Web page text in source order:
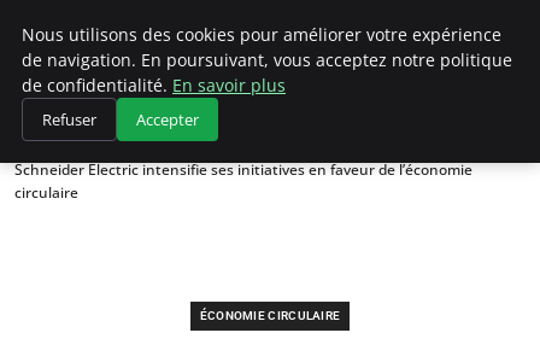
Climategatecountryclub.com
Accueil
Économie circulaire
Schneider Electric intensifie ses initiatives en faveur de l’économie
circulaire
ÉCONOMIE CIRCULAIRE
Nous utilisons des cookies pour améliorer votre expérience
de navigation. En poursuivant, vous acceptez notre politique
de confidentialité. En savoir plus
Refuser Accepter